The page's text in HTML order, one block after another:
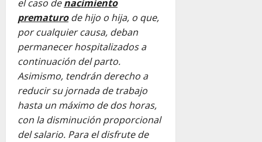
el caso denacimiento
prematuro de hijo o hija, o que,
por cualquier causa, deban
permanecer hospitalizados a
continuación del parto.
Asimismo, tendrán derecho a
reducir su jornada de trabajo
hasta un máximo de dos horas,
con la disminución proporcional
del salario. Para el disfrute de